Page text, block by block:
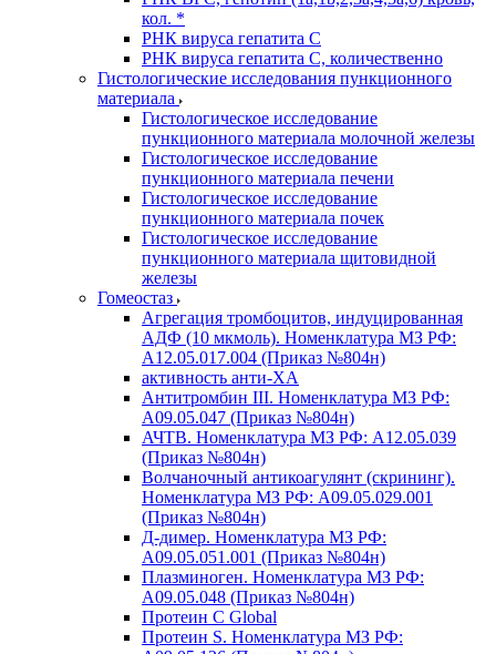
кол. *
РНК вируса гепатита C
РНК вируса гепатита C, количественно
Гистологические исследования пункционного
материала
Гистологическое исследование
пункционного материала молочной железы
Гистологическое исследование
пункционного материала печени
Гистологическое исследование
пункционного материала почек
Гистологическое исследование
пункционного материала щитовидной
железы
Гомеостаз
Агрегация тромбоцитов, индуцированная
АДФ (10 мкмоль). Номенклатура МЗ РФ:
A12.05.017.004 (Приказ №804н)
активность анти-ХА
Антитромбин III. Номенклатура МЗ РФ:
A09.05.047 (Приказ №804н)
АЧТВ. Номенклатура МЗ РФ: A12.05.039
(Приказ №804н)
Волчаночный антикоагулянт (скрининг).
Номенклатура МЗ РФ: A09.05.029.001
(Приказ №804н)
Д-димер. Номенклатура МЗ РФ:
A09.05.051.001 (Приказ №804н)
Плазминоген. Номенклатура МЗ РФ:
A09.05.048 (Приказ №804н)
Протеин C Global
Протеин S. Номенклатура МЗ РФ: